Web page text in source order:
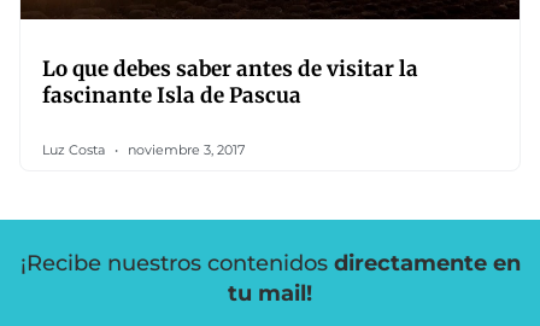
Lo que debes saber antes de visitar la
fascinante Isla de Pascua
Luz Costa noviembre 3, 2017
¡Recibe nuestros contenidos directamente en
tu mail!